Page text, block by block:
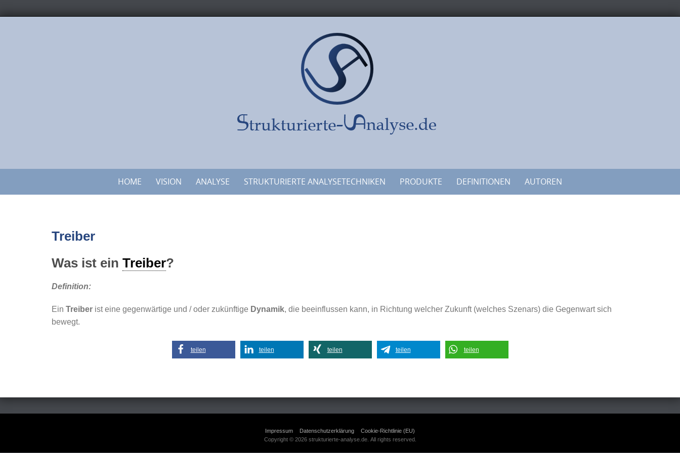
HOME VISION ANALYSE STRUKTURIERTE ANALYSETECHNIKEN PRODUKTE DEFINITIONEN AUTOREN
Treiber
Was ist ein Treiber?
Definition:
Ein Treiber ist eine gegenwärtige und / oder zukünftige Dynamik, die beeinflussen kann, in Richtung welcher Zukunft (welches Szenars) die Gegenwart sich
bewegt.
teilen teilen teilen teilen teilen
Impressum Datenschutzerklärung
Cookie-Richtlinie (EU)
Copyright © 2026 strukturierte-analyse.de. All rights reserved.